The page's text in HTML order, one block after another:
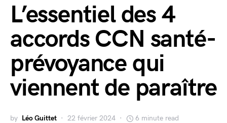
L’essentiel des 4
accords CCN santé-
prévoyance qui
viennent de paraître
by Léo Guittet 22 février 2024 6 minute read